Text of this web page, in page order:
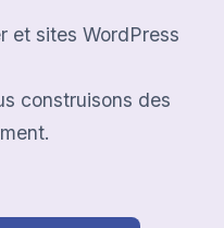
et sites WordPress
construisons des